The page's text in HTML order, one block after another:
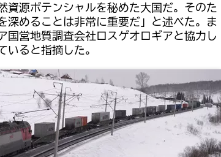
資源ポテンシャルを秘めた大国だ。そのた
深めることは非常に重要だ」と述べた。ま
国営地質調査会社ロスゲオロギアと協力し
ると指摘した。